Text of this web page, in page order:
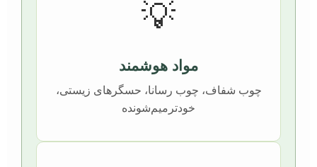
💡
مواد هوشمند
چوب شفاف، چوب رسانا، حسگرهای زیستی،
خودترمیم‌شونده